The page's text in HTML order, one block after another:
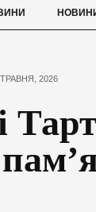
ТРАВНЯ, 2026